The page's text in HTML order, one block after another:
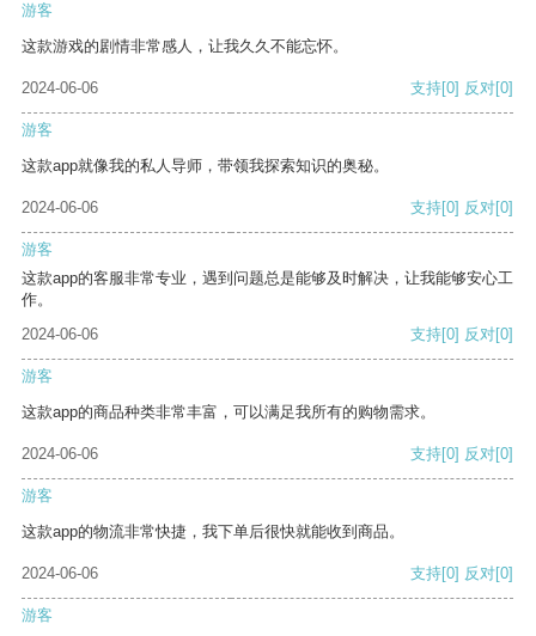
游客
这款游戏的剧情非常感人，让我久久不能忘怀。
2024-06-06 支持[0] 反对[0]
游客
这款app就像我的私人导师，带领我探索知识的奥秘。
2024-06-06 支持[0] 反对[0]
游客
这款app的客服非常专业，遇到问题总是能够及时解决，让我能够安心工
作。
2024-06-06
支持[0] 反对[0]
游客
这款app的商品种类非常丰富，可以满足我所有的购物需求。
2024-06-06 支持[0] 反对[0]
游客
这款app的物流非常快捷，我下单后很快就能收到商品。
2024-06-06 支持[0] 反对[0]
游客